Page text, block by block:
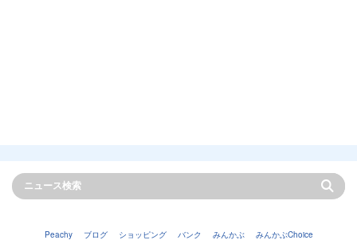
Peachy ブログ ショッピング バンク みんかぶ みんかぶChoice